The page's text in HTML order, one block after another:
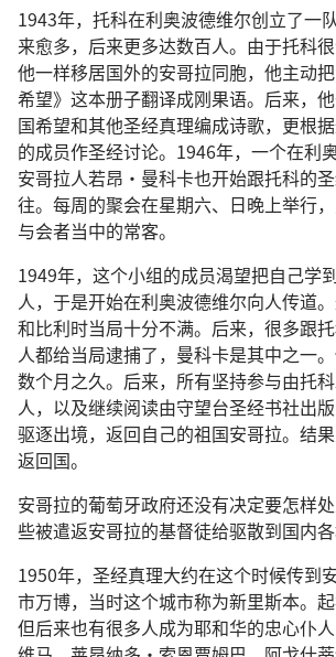
1943年，托科在利奥波德维尔创立了一
来愈多，后来更多达数百人。由于托科
他一样移居国外的安哥拉同胞，他主动
希望》这本册子翻译成刚果语。后来，
国希望和其他圣经真理编成诗歌，更根
的成员作圣经讨论。1946年，一个在利
安哥拉人若昂·曼科卡也开始跟托科的
往。每周的聚会在星期六、日晚上举行
与会者当中的常客。
1949年，这个小组的成员渴望把自己学
人，于是开始在利奥波德维尔向人传道
和比利时当局十分不满。后来，很多跟
人都给当局逮捕了，曼科卡是其中之一
数个月之久。后来，所有坚持参与由托
人，以及继续阅读由守望台圣经书社出
驱逐出境，返回自己的祖国安哥拉。结
返回国。
安哥拉的葡萄牙政府还没有决定要怎样
些被遣返安哥拉的基督徒给驱散到国内各
1950年，圣经真理大约在这个时候传到
市万博，当时这个城市称为新里斯本。起
但后来也有很多人成为耶和华的忠心仆